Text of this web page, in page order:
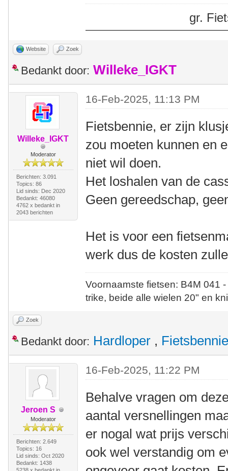
gr.
Website Zoek
Bedankt door: Willeke_IGKT
Willeke_IGKT
Moderator
Berichten: 3.091
Topics: 86
Lid sinds: Dec 2020
Bedankt: 46080
4762 x bedankt in
2043 berichten
16-Feb-2025, 11:13 PM
Fietsbennie, er zijn
zou moeten kunnen en
niet wil doen.
Het loshalen van de
Geen gereedschap,
Het is voor een
werk dus de kosten
Voornaamste fietsen: B4M
trike, beide alle wielen 20" en
Zoek
Bedankt door: Hardloper , Fietsbennie
Jeroen S
Moderator
Berichten: 2.649
Topics: 16
Lid sinds: Oct 2020
Bedankt: 1438
16-Feb-2025, 11:22 PM
Behalve vragen om
aantal versnellingen
er nogal wat prijs
ook wel verstandig om